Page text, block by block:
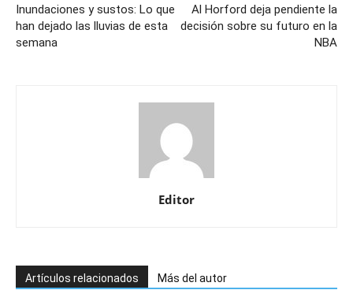
Inundaciones y sustos: Lo que
han dejado las lluvias de esta
semana
Al Horford deja pendiente la
decisión sobre su futuro en la
NBA
Editor
Artículos relacionados Más del autor